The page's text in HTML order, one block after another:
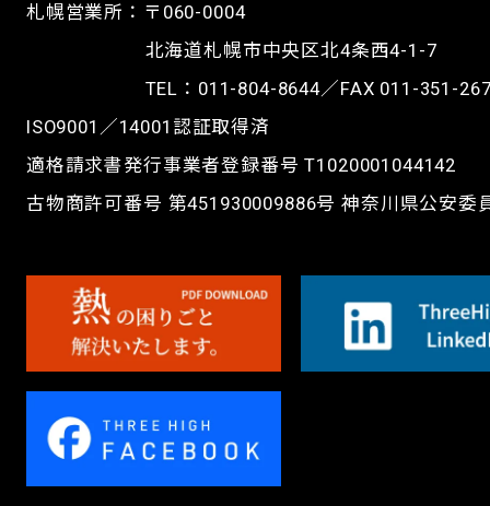
札幌営業所：〒060-0004
北海道札幌市中央区北4条西4-1-7
TEL： 011-804-8644／FAX 011-351-
ISO9001／14001認証取得済
適格請求書発行事業者登録番号 T1020001044142
古物商許可番号 第451930009886号 神奈川県公安委